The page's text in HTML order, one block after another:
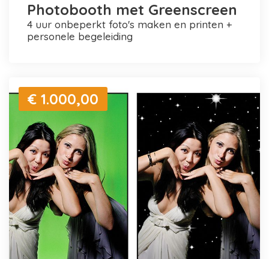
Photobooth met Greenscreen
4 uur onbeperkt foto's maken en printen +
personele begeleiding
€ 1.000,00